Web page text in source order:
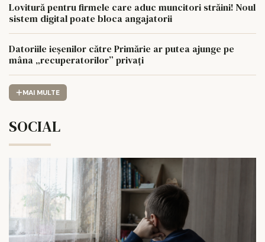
Lovitură pentru firmele care aduc muncitori străini! Noul
sistem digital poate bloca angajatorii
Datoriile ieșenilor către Primărie ar putea ajunge pe
mâna „recuperatorilor” privați
MAI MULTE
SOCIAL